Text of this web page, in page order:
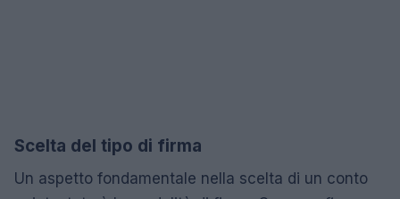
Scelta del tipo di firma
Un aspetto fondamentale nella scelta di un conto